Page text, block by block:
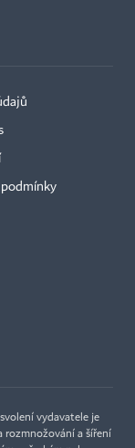
vydavatele je
rozmnožování a šíření